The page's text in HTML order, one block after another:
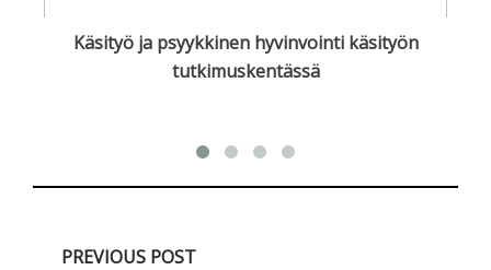
Käsityö ja psyykkinen hyvinvointi käsityön
tutkimuskentässä
PREVIOUS POST